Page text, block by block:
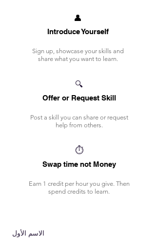
👤
Introduce Yourself
Sign up, showcase your skills and
share what you want to learn.
🔍
Offer or Request Skill
Post a skill you can share or request
help from others.
⏱️
Swap time not Money
Earn 1 credit per hour you give. Then
spend credits to learn.
الاسم الأول